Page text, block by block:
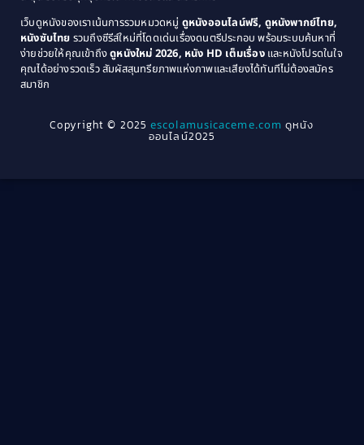
Community(1)
Crime อาชญากรรม(78)
Cult Film(4)
1971
1970
1969
1968
1964
1963
1940
เว็บดูหนังของเราเน้นการรวมหมวดหมู่ ดูหนังออนไลน์ฟรี, ดูหนังพากย์ไทย,
หนังซับไทย รวมถึงซีรีส์ใหม่ที่โดดเด่นเรื่องดนตรีประกอบ พร้อมระบบค้นหาที่
ง่ายช่วยให้คุณเข้าถึงดูหนังใหม่ 2026, หนัง HD เต็มเรื่องและหนังโปรดในใจ
คุณได้อย่างรวดเร็ว สัมผัสสุนทรียภาพแห่งภาพและเสียงได้ทันทีไม่ต้องสมัคร
สมาชิก
Copyright © 2025escolamusicaceme.com ดูหนัง
ออนไลน์2025